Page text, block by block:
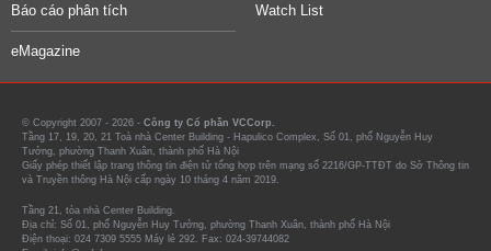
Báo cáo phân tích Watch List
eMagazine
© Copyright 2007 - 2026 - Công ty Cổ phần VCCorp.
Tầng 17, 19, 20, 21 Toà nhà Center Building - Hapulico Complex, Số 01, phố Nguyễn Huy
Tưởng, phường Thanh Xuân, thành phố Hà Nội
Giấy phép thiết lập trang thông tin điện tử tổng hợp trên mạng số 2216/GP-TTĐT do Sở Thông tin
và Truyền thông Hà Nội cấp ngày 10 tháng 4 năm 2019.
Tầng 21, tòa nhà Center Building.
Địa chỉ: Số 01, phố Nguyễn Huy Tưởng, phường Thanh Xuân, thành phố Hà Nội
Điện thoại: 024 7309 5555 Máy lẻ 292. Fax: 024-39744082